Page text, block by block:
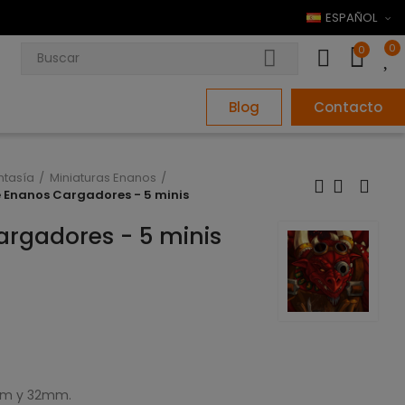
ESPAÑOL
0 0
Blog Contacto
Miniaturas Enanos
Enanos Cargadores - 5 minis
- 5 minis
y 32mm.